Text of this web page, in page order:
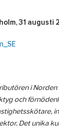
31 augusti
i Norden
och
Det unika